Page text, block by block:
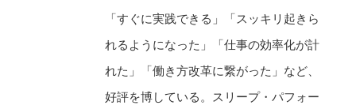
「すぐに実践できる」「スッキリ起きら
れるようになった」「仕事の効率化が計
れた」「働き方改革に繋がった」など、
好評を博している。スリープ・パフォー